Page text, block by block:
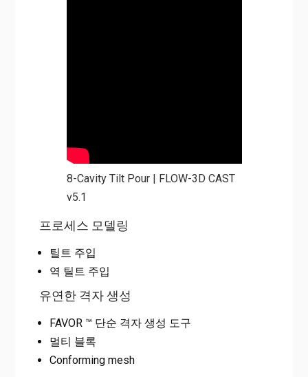
8-Cavity Tilt Pour | FLOW-3D CAST
v5.1
프로세스 모델링
틸트 주입
역 틸트 주입
유연한 격자 생성
FAVOR ™ 단순 격자 생성 도구
멀티 블록
Conforming mesh